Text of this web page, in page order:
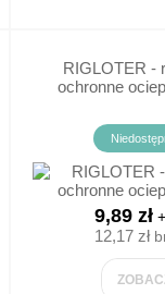
PCV/PVC
ROBOCZE
RIGLOTER -
ochronne
9,89 zł
12,17 zł